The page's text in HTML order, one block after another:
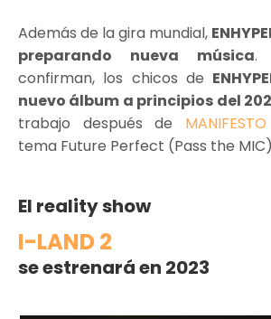
Además de la gira mundial,
preparando nueva música.
confirman, los chicos de
nuevo álbum a principios del
trabajo después de
tema Future Perfect (Pass the
El reality show
I-LAND 2
se estrenará en 2023